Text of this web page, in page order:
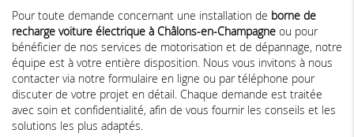
Pour toute demande concernant une installation de borne de
recharge voiture électrique à Châlons-en-Champagne ou pour
bénéficier de nos services de motorisation et de dépannage, notre
équipe est à votre entière disposition. Nous vous invitons à nous
contacter via notre formulaire en ligne ou par téléphone pour
discuter de votre projet en détail. Chaque demande est traitée
avec soin et confidentialité, afin de vous fournir les conseils et les
solutions les plus adaptés.